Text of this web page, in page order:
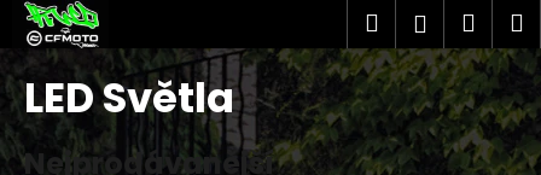
Přejít
obsah
Hledat
košík
LED Světla
Nejprodávanější
o
š
k
Zpět
Zpět
C
o